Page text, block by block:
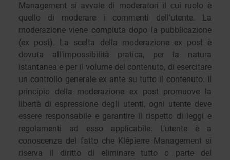
Management si avvale di moderatori il cui ruolo è
quello di moderare i commenti dell’utente. La
moderazione viene compiuta dopo la pubblicazione
(ex post). La scelta della moderazione ex post è
dovuta all’impossibilità pratica, per la natura
istantanea e per il volume del contenuto, di esercitare
un controllo generale ex ante su tutto il contenuto. Il
principio della moderazione ex post promuove la
libertà di espressione degli utenti, ogni utente deve
essere responsabile e garantire il rispetto di leggi e
regolamenti ad esso applicabile. L’utente è a
conoscenza del fatto che Klépierre Management si
riserva il diritto di eliminare tutto o parte del